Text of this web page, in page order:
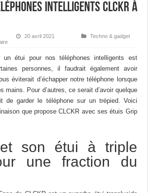
intelligents CLCKR à
20 avril 2021
Techno & gadget
étui pour nos téléphones intelligents est
personnes, il faudrait également avoir
éviterait d’échapper notre téléphone lorsque
mains. Pour d’autres, ce serait d’avoir quelque
de garder le téléphone sur un trépied. Voici
que propose CLCKR avec ses étuis Grip
son étui à triple
une fraction du